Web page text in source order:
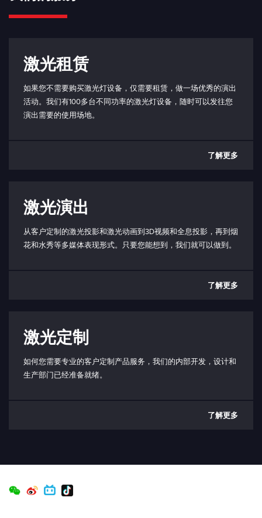
激光租赁
如果您不需要购买激光灯设备，仅需要租赁，做一场优秀的演出
活动。我们有100多台不同功率的激光灯设备，随时可以发往您
演出需要的使用场地。
了解更多
激光演出
从客户定制的激光投影和激光动画到3D视频和全息投影，再到烟
花和水秀等多媒体表现形式。只要您能想到，我们就可以做到。
了解更多
激光定制
如何您需要专业的客户定制产品服务，我们的内部开发，设计和
生产部门已经准备就绪。
了解更多